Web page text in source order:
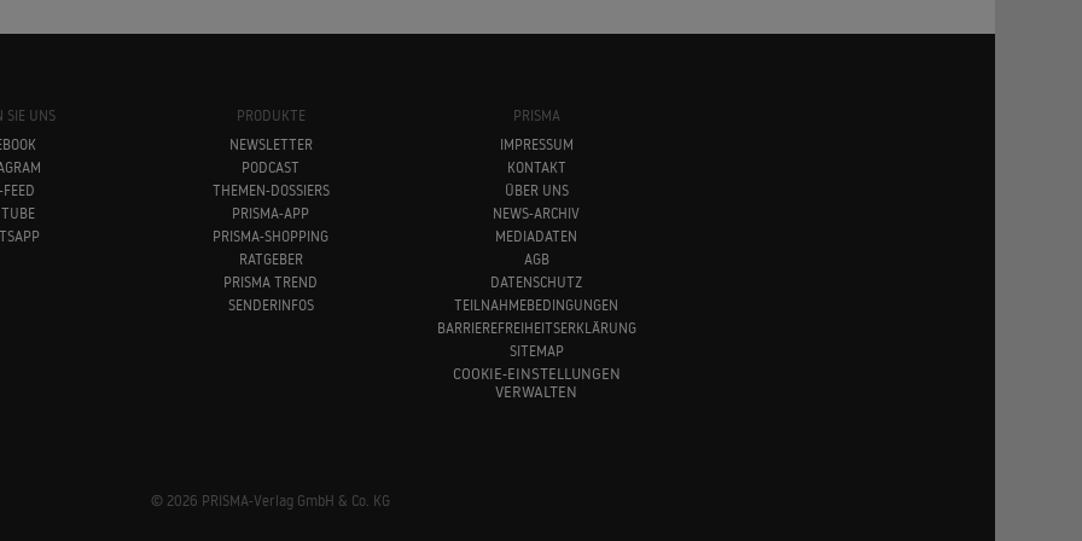
SIE UNS
FEED
PRODUKTE
NEWSLETTER
PODCAST
THEMEN-DOSSIERS
PRISMA-APP
PRISMA-SHOPPING
RATGEBER
PRISMA TREND
SENDERINFOS
PRISMA
IMPRESSUM
KONTAKT
ÜBER UNS
NEWS-ARCHIV
MEDIADATEN
AGB
DATENSCHUTZ
TEILNAHMEBEDINGUNGEN
BARRIEREFREIHEITSERKLÄRUNG
SITEMAP
COOKIE-EINSTELLUNGEN
VERWALTEN
© 2026 PRISMA-Verlag GmbH & Co. KG